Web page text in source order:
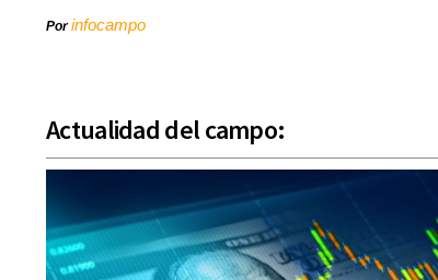
Porinfocampo
Actualidad del campo: